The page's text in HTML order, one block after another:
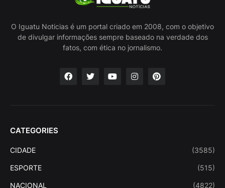
O Iguatu Noticias é um portal criado em 2008, com o objetivo
de divulgar informações sempre baseado na verdade dos
fatos, com ética no jornalismo.
CATEGORIES
CIDADE (3585)
ESPORTE (515)
NACIONAL (4822)